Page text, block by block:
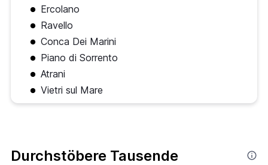
Ercolano
Ravello
Conca Dei Marini
Piano di Sorrento
Atrani
Vietri sul Mare
Durchstöbere Tausende